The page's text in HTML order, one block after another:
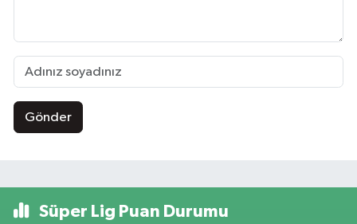
Gönder
Süper Lig Puan Durumu